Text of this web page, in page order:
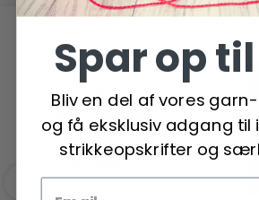
Spar op
Bliv en del af vores
og få eksklusiv adgang til
strikkeopskrifter og